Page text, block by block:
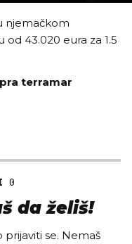
njemačkom
43.020 eura za 1.5
terramar
0
da želiš!
se. Nemaš